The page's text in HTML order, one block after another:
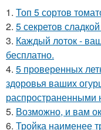
1. Топ 5 сортов
2. 5 секретов
3. Каждый лоток -
бесплатно.
4. 5 проверенных
здоровья ваших
распространенными
5. Возможно, и вам
6. Тройка наименее